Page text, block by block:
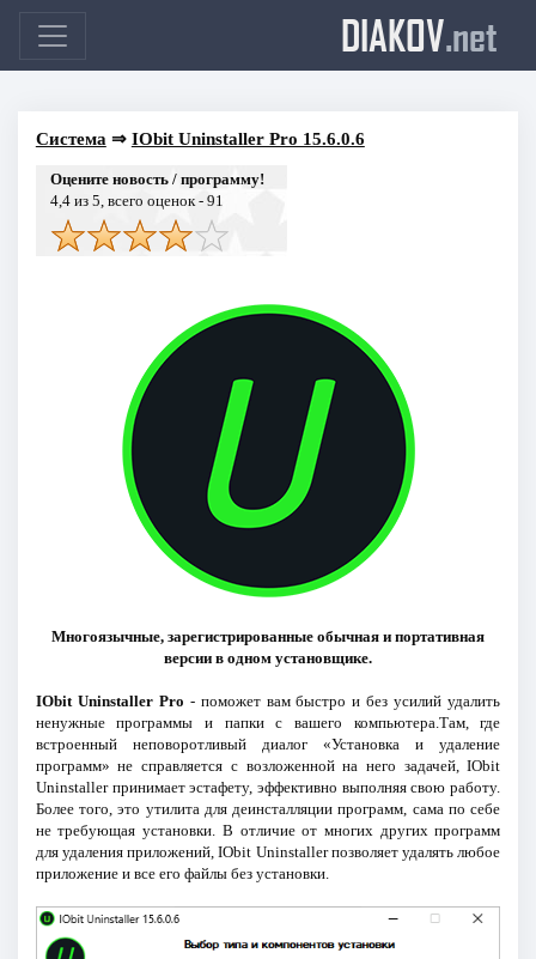
DIAKOV.net
Система ⇒ IObit Uninstaller Pro 15.6.0.6
Оцените новость / программу!
4,4из 5, всего оценок - 91
Многоязычные, зарегистрированные обычная и портативная
версии в одном установщике.
IObit Uninstaller Pro - поможет вам быстро и без усилий удалить
ненужные программы и папки с вашего компьютера.Там, где
встроенный неповоротливый диалог «Установка и удаление
программ» не справляется с возложенной на него задачей, IObit
Uninstaller принимает эстафету, эффективно выполняя свою работу.
Более того, это утилита для деинсталляции программ, сама по себе
не требующая установки. В отличие от многих других программ
для удаления приложений, IObit Uninstaller позволяет удалять любое
приложение и все его файлы без установки.